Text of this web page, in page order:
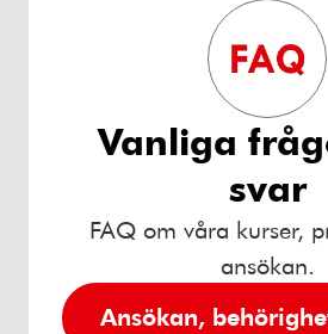
Vanliga
svar
FAQ om våra kurser,
ansökan.
Ansökan,